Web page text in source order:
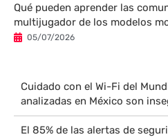
Qué pueden aprender las
multijugador de los modelos
05/07/2026
Cuidado con el Wi-Fi del
analizadas en México son
El 85% de las alertas de